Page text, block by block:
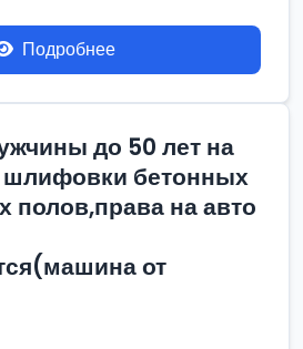
Подробнее
до 50 лет на
бетонных
полов,права на авто
от